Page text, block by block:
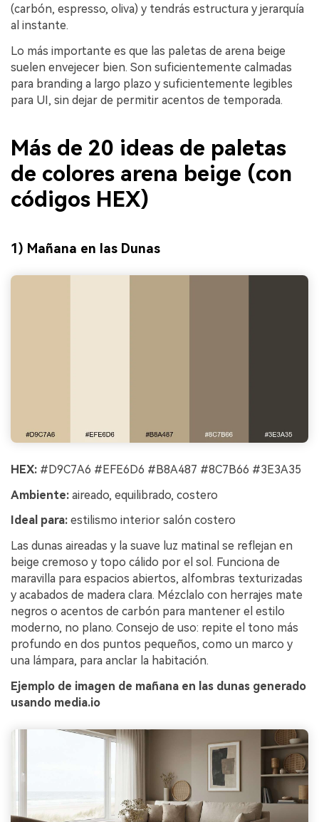
(carbón, espresso, oliva) y tendrás estructura y jerarquía
al instante.
Lo más importante es que las paletas de arena beige
suelen envejecer bien. Son suficientemente calmadas
para branding a largo plazo y suficientemente legibles
para UI, sin dejar de permitir acentos de temporada.
Más de 20 ideas de paletas
de colores arena beige (con
códigos HEX)
1) Mañana en las Dunas
HEX: #D9C7A6 #EFE6D6 #B8A487 #8C7B66 #3E3A35
Ambiente: aireado, equilibrado, costero
Ideal para: estilismo interior salón costero
Las dunas aireadas y la suave luz matinal se reflejan en
beige cremoso y topo cálido por el sol. Funciona de
maravilla para espacios abiertos, alfombras texturizadas
y acabados de madera clara. Mézclalo con herrajes mate
negros o acentos de carbón para mantener el estilo
moderno, no plano. Consejo de uso: repite el tono más
profundo en dos puntos pequeños, como un marco y
una lámpara, para anclar la habitación.
Ejemplo de imagen de mañana en las dunas generado
usando media.io